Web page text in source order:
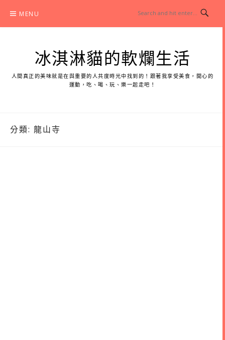
content
MENU
冰淇淋貓的軟爛生活
人間真正的美味就是在與重要的人共度時光中找到的！跟著我享受美食，開心的
運動，吃、喝、玩、樂一起走吧！
分類: 龍山寺